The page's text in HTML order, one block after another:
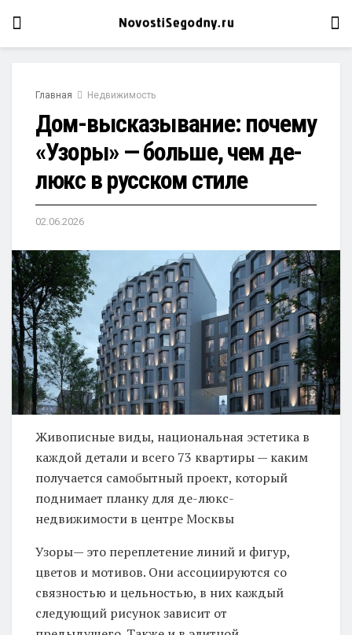
Главная Недвижимость
Дом-высказывание: почему
«Узоры» — больше, чем де-
люкс в русском стиле
02.06.2026
Живописные виды, национальная эстетика в
каждой детали и всего 73 квартиры — каким
получается самобытный проект, который
поднимает планку для де-люкс-
недвижимости в центре Москвы
Узоры— это переплетение линий и фигур,
цветов и мотивов. Они ассоциируются со
связностью и цельностью, в них каждый
следующий рисунок зависит от